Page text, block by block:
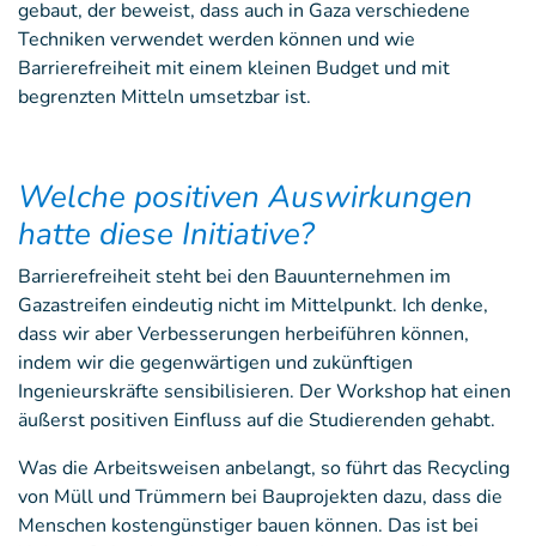
gebaut, der beweist, dass auch in Gaza verschiedene
Techniken verwendet werden können und wie
Barrierefreiheit mit einem kleinen Budget und mit
begrenzten Mitteln umsetzbar ist.
Welche positiven Auswirkungen
hatte diese Initiative?
Barrierefreiheit steht bei den Bauunternehmen im
Gazastreifen eindeutig nicht im Mittelpunkt. Ich denke,
dass wir aber Verbesserungen herbeiführen können,
indem wir die gegenwärtigen und zukünftigen
Ingenieurskräfte sensibilisieren. Der Workshop hat einen
äußerst positiven Einfluss auf die Studierenden gehabt.
Was die Arbeitsweisen anbelangt, so führt das Recycling
von Müll und Trümmern bei Bauprojekten dazu, dass die
Menschen kostengünstiger bauen können. Das ist bei